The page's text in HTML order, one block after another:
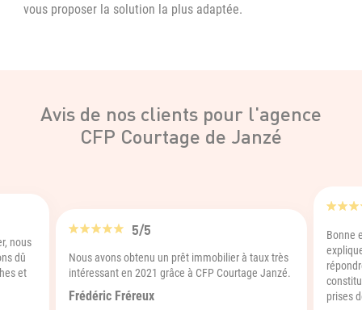
vous proposer la solution la plus adaptée.
Avis de nos clients pour l'agence
CFP Courtage de Janzé
nous
dû
et
5/5
Nous avons obtenu un prêt immobilier à taux très
intéressant en 2021 grâce à CFP Courtage Janzé.
Frédéric Fréreux
Bonne
prises